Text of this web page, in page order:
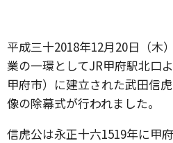
平成三十2018年12月20日（木
業の一環としてJR甲府駅北口
甲府市）に建立された武田信
像の除幕式が行われました。
信虎公は永正十六1519年に甲